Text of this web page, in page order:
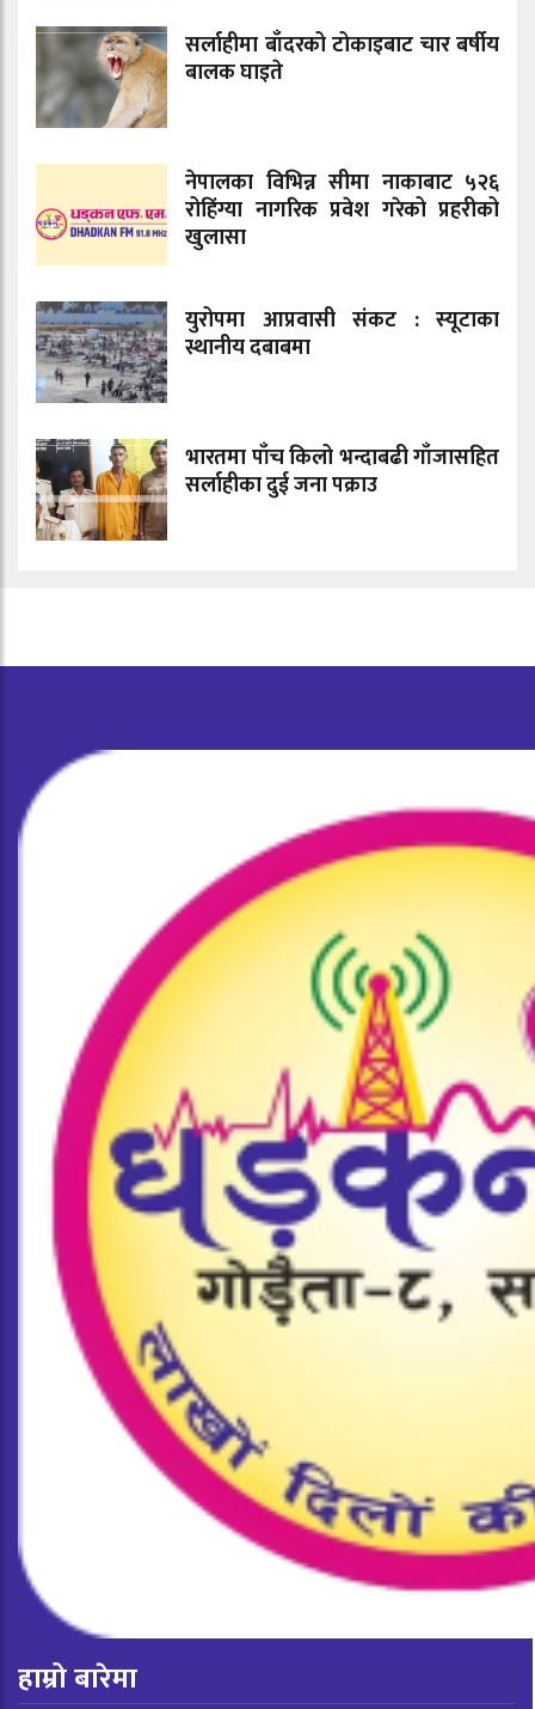
सर्लाहीमा बाँदरको टोकाइबाट चार बर्षीय
बालक घाइते
नेपालका विभिन्न सीमा नाकाबाट ५२६
रोहिंग्या नागरिक प्रवेश गरेको प्रहरीको
खुलासा
युरोपमा आप्रवासी संकट : स्यूटाका
स्थानीय दबाबमा
भारतमा पाँच किलो भन्दाबढी गाँजासहित
सर्लाहीका दुई जना पक्राउ
हाम्रो बारेमा